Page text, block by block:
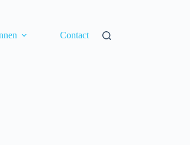
Contact